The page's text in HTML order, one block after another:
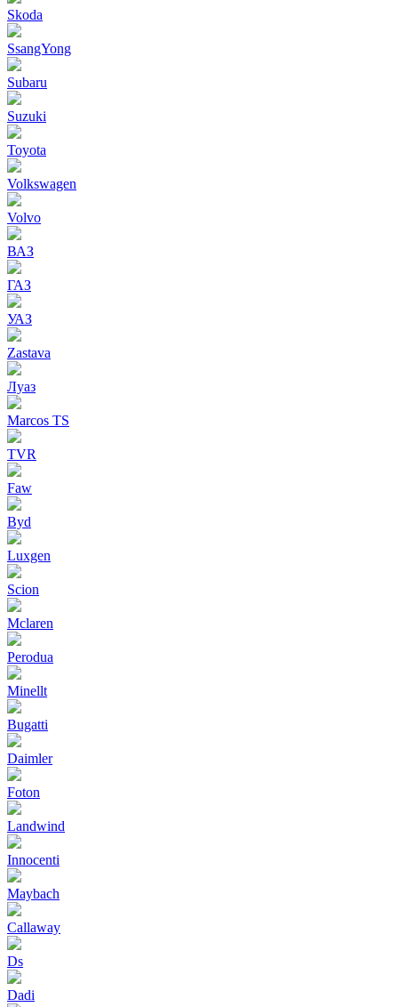
Skoda
SsangYong
Subaru
Suzuki
Toyota
Volkswagen
Volvo
ВАЗ
ГАЗ
УАЗ
Zastava
Луаз
Marcos TS
TVR
Faw
Byd
Luxgen
Scion
Mclaren
Perodua
Minellt
Bugatti
Daimler
Foton
Landwind
Innocenti
Maybach
Callaway
Ds
Dadi